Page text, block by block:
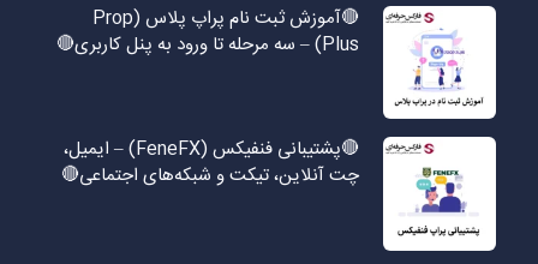
🔴آموزش ثبت نام پراپ پلاس (Prop
Plus) – سه مرحله تا ورود به پنل کاربری🔴
🔴پشتیبانی فنفیکس (FeneFX) – ایمیل،
چت آنلاین، تیکت و شبکه‌های اجتماعی🔴